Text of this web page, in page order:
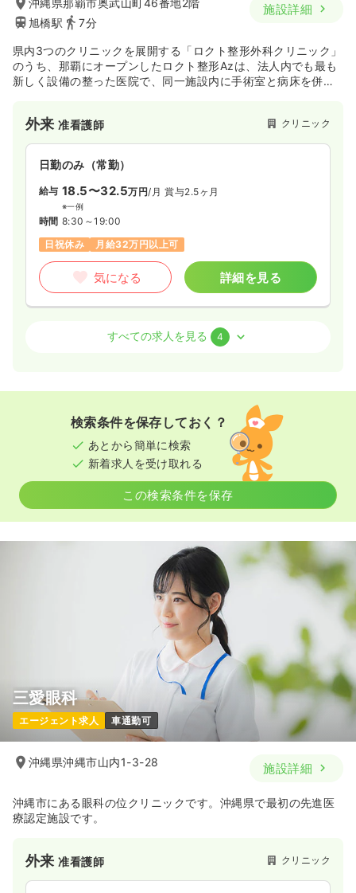
旭橋駅
7分
施設詳細
県内3つのクリニックを展開する「ロクト整形外科クリニック」
のうち、那覇にオープンしたロクト整形Azは、法人内でも最も
新しく設備の整った医院で、同一施設内に手術室と病床を併せ
術、術後のリハビリを含めた全行程に渡って理想の治療を実
現。今後益々地域医療への貢献に期待がかかる施設です。
外来准看護師 クリニック
日勤のみ（常勤）
給与 18.5〜32.5万円/月 賞与2.5ヶ月
※一例
時間 8:30～19:00
日祝休み
月給32万円以上可
気になる 詳細を見る
オペ室(手術室)准看護師
8:00～17:00
（休憩60分）
月給32万円以上可
気になる 詳細を見る
（休憩60分）
時給1,600円以上可
詳細を見る
病棟准看護師 クリニック
2交代（常勤） 一時募集休止
22.8〜31.3 万円 /月
※一例
4週8休以上
月給33万円以上可
すべての求人を見る 4
検索条件を保存しておく？
あとから簡単に検索
新着求人を受け取れる
この検索条件を保存
三愛眼科
エージェント求人 車通勤可
沖縄県沖縄市山内1-3-28 施設詳細
沖縄市にある眼科の位クリニックです。沖縄県で最初の先進医
療認定施設です。
外来准看護師 クリニック